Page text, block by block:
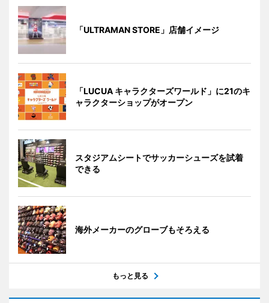
「ULTRAMAN STORE」店舗イメージ
「LUCUA キャラクターズワールド」に21のキ
ャラクターショップがオープン
スタジアムシートでサッカーシューズを試着
できる
海外メーカーのグローブもそろえる
もっと見る